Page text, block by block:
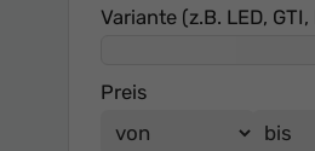
Variante (z.B. LED,
Preis